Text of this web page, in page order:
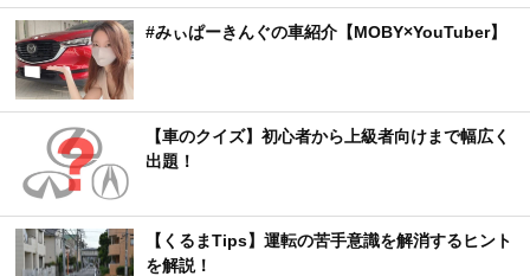
#みぃぱーきんぐの車紹介【MOBY×YouTuber】
【車のクイズ】初心者から上級者向けまで幅広く
出題！
【くるまTips】運転の苦手意識を解消するヒント
を解説！